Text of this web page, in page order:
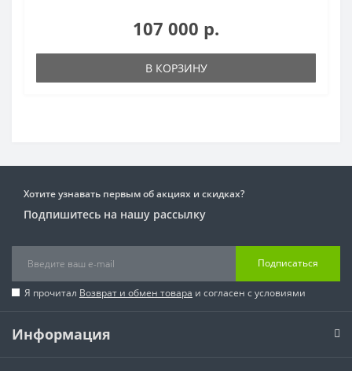
107 000 р.
В КОРЗИНУ
Хотите узнавать первым об акциях и скидках?
Подпишитесь на нашу рассылку
Подписаться
Я прочитал Возврат и обмен товара и согласен с условиями
Информация